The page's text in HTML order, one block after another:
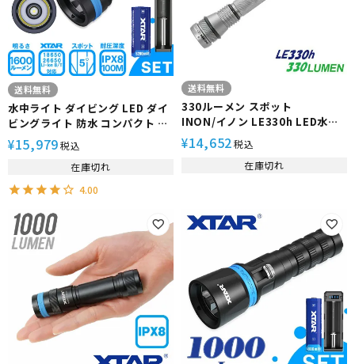
送料無料
水中ライト ダイビング LED ダイ
ビングライト 防水 コンパクト ハ
ンディライト 充電式 D26 1600S
(電池 充電器 付属 ) XTAR エクス
¥15,979税込
在庫切れ
4.00
送料無料
330ルーメン スポット
INON/イノン LE330h LED水中
ライト 水陸両用
¥14,652税込
在庫切れ